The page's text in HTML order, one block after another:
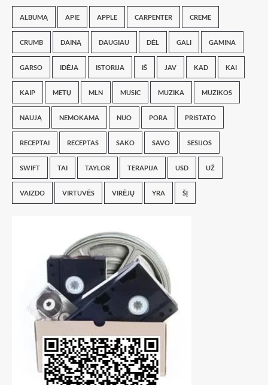
ALBUMĄ APIE APPLE CARPENTER CREME
CRUMB DAINĄ DAUGIAU DĖL GALI GAMINA
GARSO IDĖJA ISTORIJA IŠ JAV KAD KAI
KAIP METŲ MLN MUSIC MUZIKA MUZIKOS
NAUJĄ NEMOKAMA NUO PORA PRISTATO
RECEPTAI RECEPTAS SAKO SAVO SESIJOS
SWIFT TAI TAYLOR TERAPIJA USD UŽ
VAIZDO VIRTUVĖS VIRĖJŲ YRA ŠĮ